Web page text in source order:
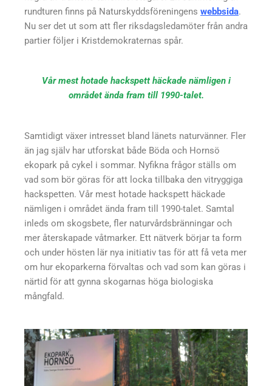
rundturen finns på Naturskyddsföreningens webbsida.
Nu ser det ut som att fler riksdagsledamöter från andra
partier följer i Kristdemokraternas spår.
Vår mest hotade hackspett häckade nämligen i
området ända fram till 1990-talet.
Samtidigt växer intresset bland länets naturvänner. Fler
än jag själv har utforskat både Böda och Hornsö
ekopark på cykel i sommar. Nyfikna frågor ställs om
vad som bör göras för att locka tillbaka den vitryggiga
hackspetten. Vår mest hotade hackspett häckade
nämligen i området ända fram till 1990-talet. Samtal
inleds om skogsbete, fler naturvårdsbränningar och
mer återskapade våtmarker. Ett nätverk börjar ta form
och under hösten lär nya initiativ tas för att få veta mer
om hur ekoparkerna förvaltas och vad som kan göras i
närtid för att gynna skogarnas höga biologiska
mångfald.